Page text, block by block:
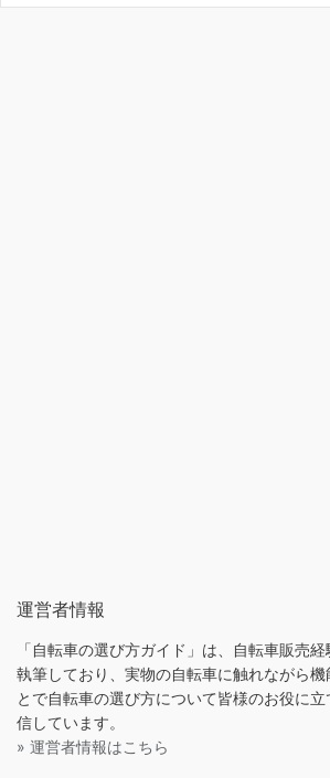
運営者情報
「自転車の選び方ガイド」は、自転車販売
執筆しており、実物の自転車に触れながら機
とで自転車の選び方について皆様のお役に
信しています。
» 運営者情報はこちら